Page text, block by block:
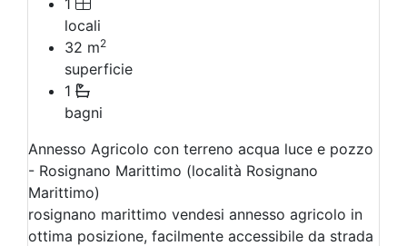
1
locali
32 m2
superficie
1
bagni
Annesso Agricolo con terreno acqua luce e pozzo
- Rosignano Marittimo (località Rosignano
Marittimo)
rosignano marittimo vendesi annesso agricolo in
ottima posizione, facilmente accessibile da strada